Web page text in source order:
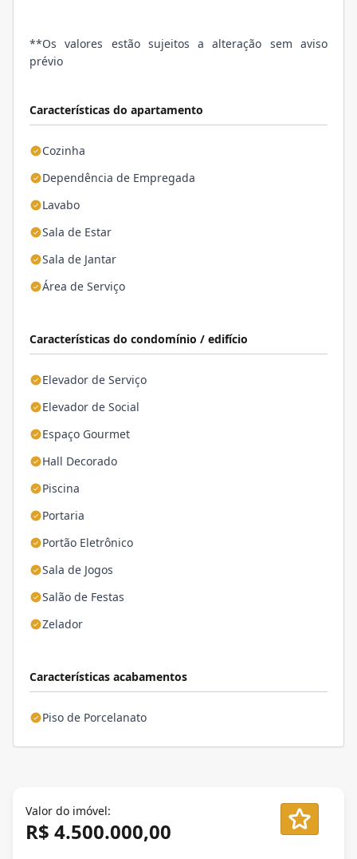
Características do apartamento
Cozinha
Dependência de Empregada
Lavabo
Sala de Estar
Sala de Jantar
Área de Serviço
Características do condomínio / edifício
Elevador de Serviço
Elevador de Social
Espaço Gourmet
Hall Decorado
Piscina
Portaria
Portão Eletrônico
Sala de Jogos
Salão de Festas
Zelador
Características acabamentos
Piso de Porcelanato
**Os valores estão sujeitos a alteração sem aviso
prévio
Valor do imóvel:
R$ 4.500.000,00